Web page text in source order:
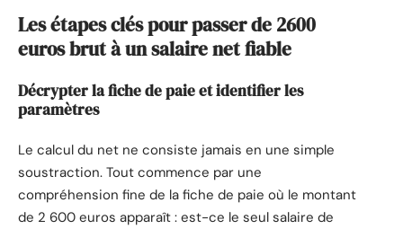
Les étapes clés pour passer de 2600
euros brut à un salaire net fiable
Décrypter la fiche de paie et identifier les
paramètres
Le calcul du net ne consiste jamais en une simple
soustraction. Tout commence par une
compréhension fine de la fiche de paie où le montant
de 2 600 euros apparaît : est-ce le seul salaire de